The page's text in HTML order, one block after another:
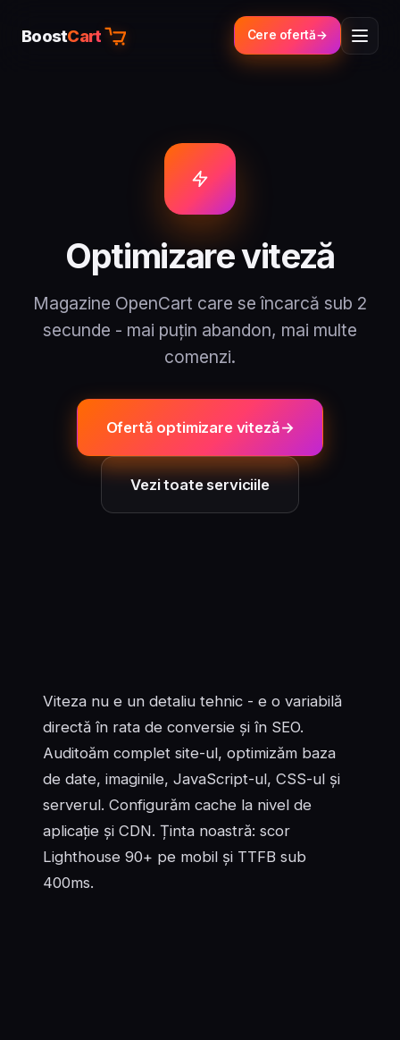
BoostCart Cere ofertă
Optimizare viteză
Magazine OpenCart care se încarcă sub 2
secunde - mai puțin abandon, mai multe
comenzi.
Ofertă optimizare viteză
Vezi toate serviciile
Viteza nu e un detaliu tehnic - e o variabilă
directă în rata de conversie și în SEO.
Auditoăm complet site-ul, optimizăm baza
de date, imaginile, JavaScript-ul, CSS-ul și
serverul. Configurăm cache la nivel de
aplicație și CDN. Ținta noastră: scor
Lighthouse 90+ pe mobil și TTFB sub
400ms.